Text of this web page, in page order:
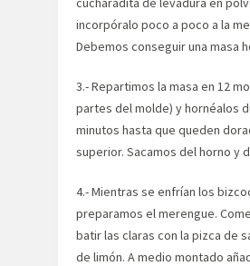
incorpóralo poco a poco a la
Debemos conseguir una masa
3.- Repartimos la masa en 12
partes del molde) y hornéalos
minutos hasta que queden
superior. Sacamos del horno y
4.- Mientras se enfrían los
preparamos el merengue.
batir las claras con la pizca de
de limón. A medio montado